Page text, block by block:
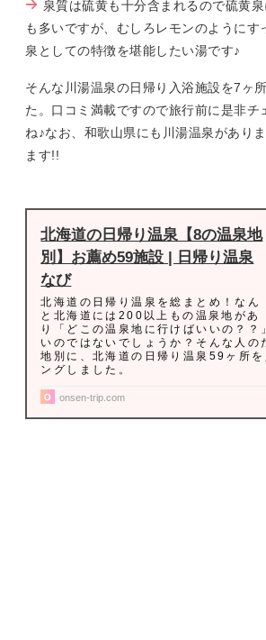
泉質は硫黄も十分含まれるので硫黄
も多いですが、むしろレモンのようにす
泉としての特徴を堪能したい湯です♪
そんな川湯温泉の日帰り入浴施設を7ヶ
た。口コミ満載ですので旅行前に是非チ
ね♪なお、和歌山県にも川湯温泉があり
ます!!
北海道の日帰り温泉【8の温泉地
別】お薦め59施設 | 日帰り温泉
なび
北海道の日帰り温泉を総まとめ！なん
と北海道には200以上もの温泉地があ
り「どこの温泉地に行けばいいの？？
いのではないでしょうか？そんな人の
地別に、北海道の日帰り温泉59ヶ所を
ングしました。
onsen-trip.com